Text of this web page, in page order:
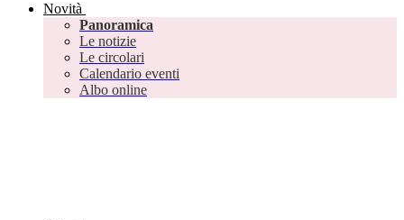
Novità
Panoramica
Le notizie
Le circolari
Calendario eventi
Albo online